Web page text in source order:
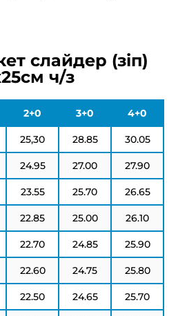
слайдер (зіп)
ч/з
2+0 3+0 4+0
25,30 28.85 30.05
24.95 27.00 27.90
23.55 25.70 26.65
22.85 25.00 26.10
22.70 24.85 25.90
22.60 24.75 25.80
22.50 24.65 25.70